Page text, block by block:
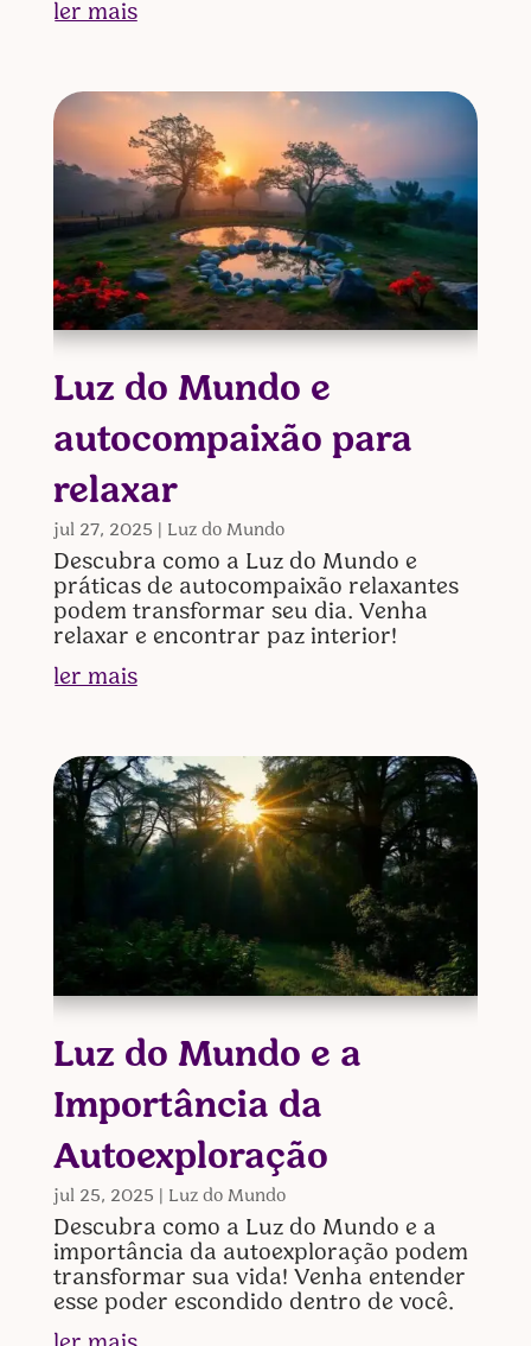
ler mais
Luz do Mundo e
autocompaixão para
relaxar
jul 27, 2025 Luz do Mundo
Descubra como a Luz do Mundo e
práticas de autocompaixão relaxantes
podem transformar seu dia. Venha
relaxar e encontrar paz interior!
ler mais
Luz do Mundo e a
Importância da
Autoexploração
jul 25, 2025 Luz do Mundo
Descubra como a Luz do Mundo e a
importância da autoexploração podem
transformar sua vida! Venha entender
esse poder escondido dentro de você.